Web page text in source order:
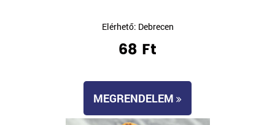
Elérhető: Debrecen
68 Ft
MEGRENDELEM